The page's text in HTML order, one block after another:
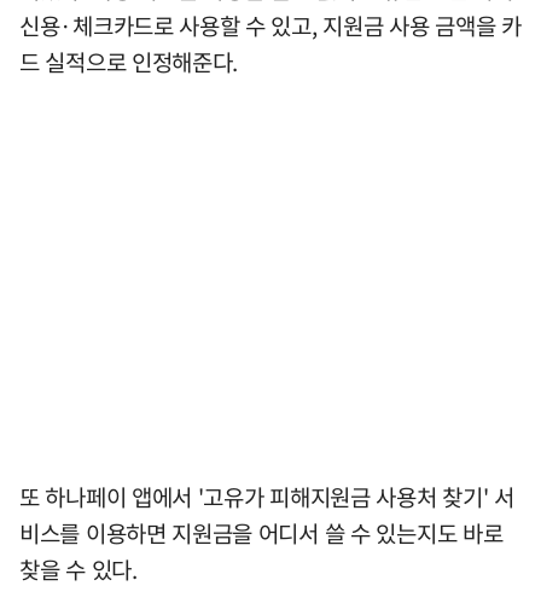
신용·체크카드로 사용할 수 있고, 지원금 사용 금액을 카
드 실적으로 인정해준다.
또 하나페이 앱에서 '고유가 피해지원금 사용처 찾기' 서
비스를 이용하면 지원금을 어디서 쓸 수 있는지도 바로
찾을 수 있다.